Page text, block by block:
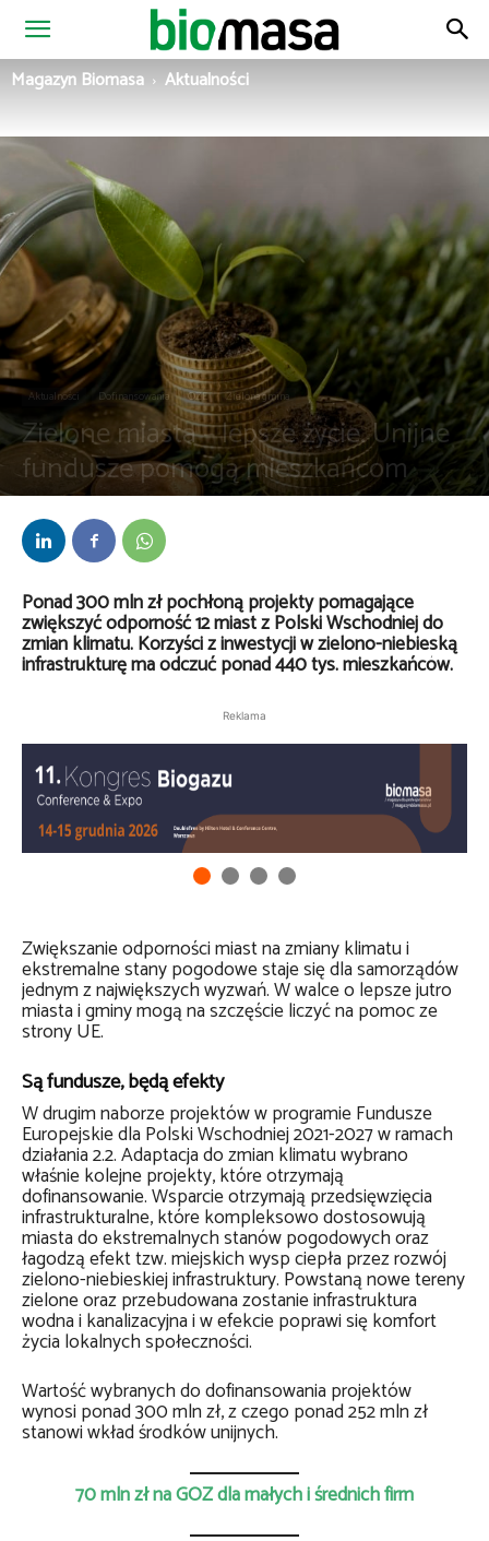
Magazyn
Magazyn Biomasa Aktualności
Aktualności Dofinansowania OZE Zielona gmina
Zielone miasta – lepsze życie. Unijne
fundusze pomogą mieszkańcom
Przez Lech Bojarski-
Ponad 300 mln zł pochłoną projekty pomagające
zwiększyć odporność 12 miast z Polski Wschodniej do
zmian klimatu. Korzyści z inwestycji w zielono-niebieską
infrastrukturę ma odczuć ponad 440 tys. mieszkańców.
Reklama
Zwiększanie odporności miast na zmiany klimatu i
ekstremalne stany pogodowe staje się dla samorządów
jednym z największych wyzwań. W walce o lepsze jutro
miasta i gminy mogą na szczęście liczyć na pomoc ze
strony UE.
Są fundusze, będą efekty
W drugim naborze projektów w programie Fundusze
Europejskie dla Polski Wschodniej 2021-2027 w ramach
działania 2.2. Adaptacja do zmian klimatu wybrano
właśnie kolejne projekty, które otrzymają
dofinansowanie. Wsparcie otrzymają przedsięwzięcia
infrastrukturalne, które kompleksowo dostosowują
miasta do ekstremalnych stanów pogodowych oraz
łagodzą efekt tzw. miejskich wysp ciepła przez rozwój
zielono-niebieskiej infrastruktury. Powstaną nowe tereny
zielone oraz przebudowana zostanie infrastruktura
wodna i kanalizacyjna i w efekcie poprawi się komfort
życia lokalnych społeczności.
Wartość wybranych do dofinansowania projektów
wynosi ponad 300 mln zł, z czego ponad 252 mln zł
stanowi wkład środków unijnych.
70 mln zł na GOZ dla małych i średnich firm